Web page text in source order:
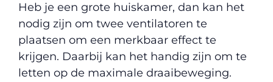
Heb je een grote huiskamer, dan kan het
nodig zijn om twee ventilatoren te
plaatsen om een merkbaar effect te
krijgen. Daarbij kan het handig zijn om te
letten op de maximale draaibeweging.